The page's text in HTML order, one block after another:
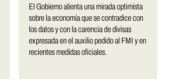
El Gobierno alienta una mirada optimista
sobre la economía que se contradice con
los datos y con la carencia de divisas
expresada en el auxilio pedido al FMI y en
recientes medidas oficiales.